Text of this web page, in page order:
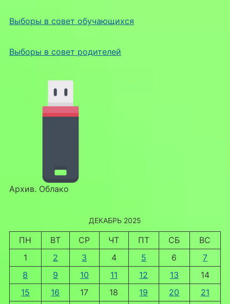
Выборы в совет обучающихся
Выборы в совет родителей
Архив. Облако
ДЕКАБРЬ 2025
ПН ВТ СР ЧТ ПТ СБ
ВС
1
2 3 4 5 6
7
8
9 10 11 12 13
14
15
16 17 18 19 20 21